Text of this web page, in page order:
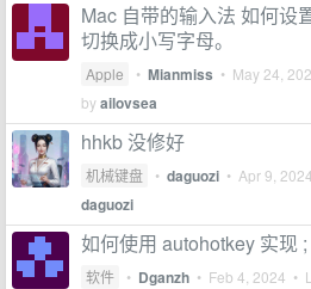
Mac 自带的输入法 如何设
切换成小写字母。
Apple • Mianmiss • May 24,
byailovsea
hhkb 没修好
机械键盘 • daguozi • Apr 9, 2024
daguozi
如何使用 autohotkey 实现
软件 • Dganzh • Feb 4, 2024 •